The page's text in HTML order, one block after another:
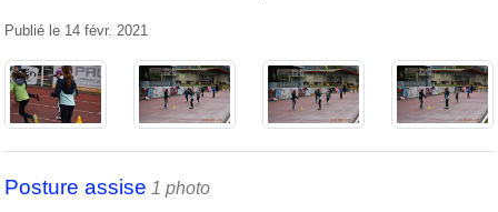
Publié le 14 févr. 2021
Posture assise 1 photo